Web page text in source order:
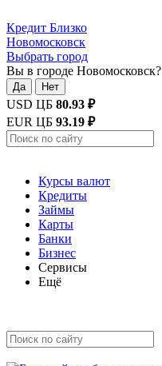
Кредит Близко
Новомосковск
Выбрать город
Вы в городе Новомосковск?
Да Нет
USD ЦБ 80.93 ₽
EUR ЦБ 93.19 ₽
Курсы валют
Кредиты
Займы
Карты
Банки
Бизнес
Сервисы
Ещё